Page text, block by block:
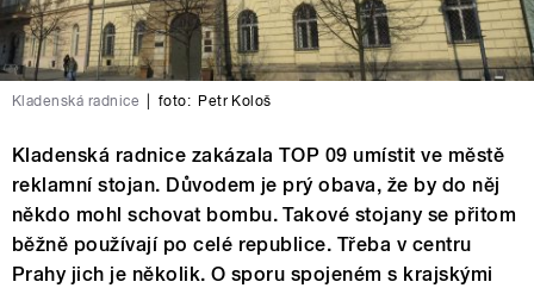
Kladenská radnice foto: Petr Kološ
Kladenská radnice zakázala TOP 09 umístit ve městě
reklamní stojan. Důvodem je prý obava, že by do něj
někdo mohl schovat bombu. Takové stojany se přitom
běžně používají po celé republice. Třeba v centru
Prahy jich je několik. O sporu spojeném s krajskými